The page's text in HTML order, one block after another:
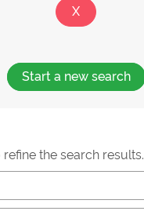
Start a new search
the search results.